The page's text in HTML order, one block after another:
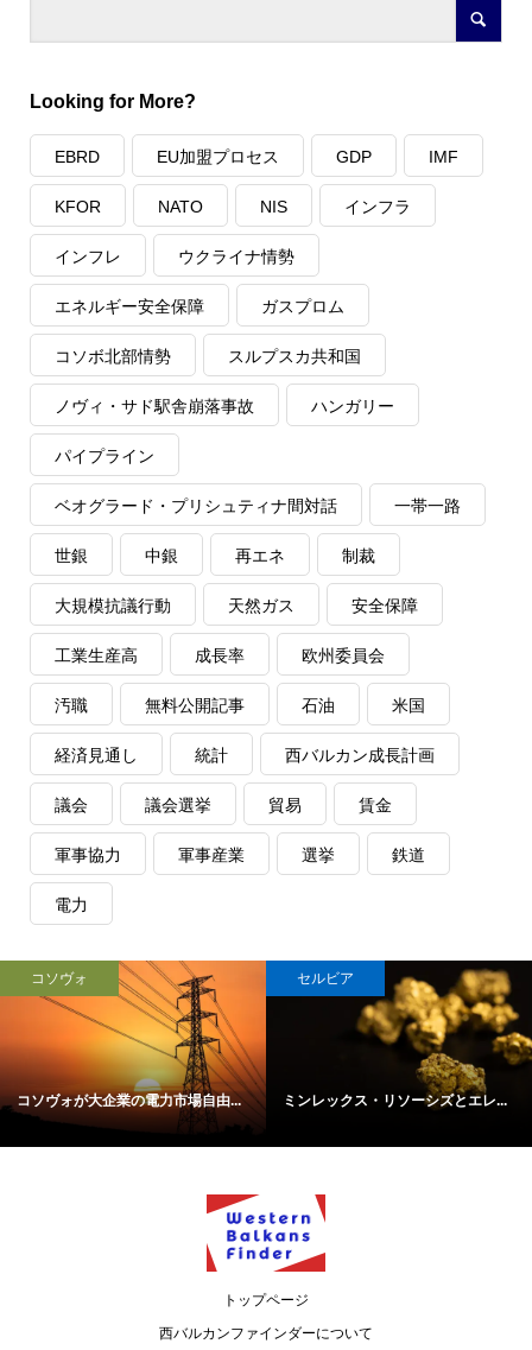
Looking for More?
EBRD EU加盟プロセス GDP IMF
KFOR NATO NIS インフラ
インフレ ウクライナ情勢
エネルギー安全保障 ガスプロム
コソボ北部情勢 スルプスカ共和国
ノヴィ・サド駅舎崩落事故 ハンガリー
パイプライン
ベオグラード・プリシュティナ間対話 一帯一路
世銀 中銀 再エネ 制裁
大規模抗議行動 天然ガス 安全保障
工業生産高 成長率 欧州委員会
汚職 無料公開記事 石油 米国
経済見通し 統計 西バルカン成長計画
議会 議会選挙 貿易 賃金
軍事協力 軍事産業 選挙 鉄道
電力
コソヴォ
コソヴォが大企業の電力市場自由...
セルビア
ミンレックス・リソーシズとエレ...
トップページ
西バルカンファインダーについて